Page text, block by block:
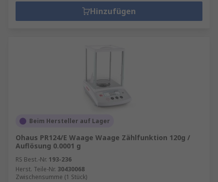
Hinzufügen
Beim Hersteller auf Lager
Ohaus PR124/E Waage Waage Zählfunktion 120g /
Auflösung 0.0001 g
RS Best.-Nr. 193-236
Herst. Teile-Nr. 30430068
Zwischensumme (1 Stück)